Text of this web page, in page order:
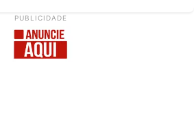
PUBLICIDADE